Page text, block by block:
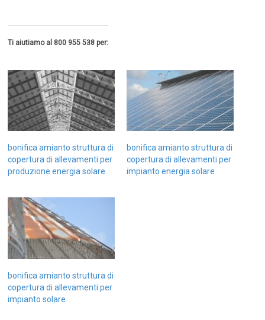
Ti aiutiamo al 800 955 538 per:
bonifica amianto struttura di
copertura di allevamenti per
produzione energia solare
bonifica amianto struttura di
copertura di allevamenti per
impianto energia solare
bonifica amianto struttura di
copertura di allevamenti per
impianto solare